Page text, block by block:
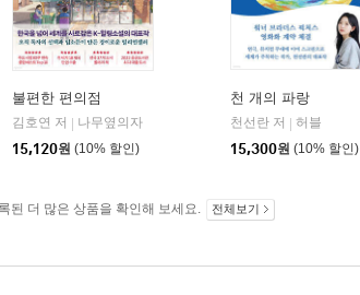
불편한 편의점
김호연 저
나무옆의자
15,120원 (10% 할인)
천 개의 파랑
천선란 저
허블
15,300원 (10% 할인)
된 더 많은 상품을 확인해 보세요. 전체보기